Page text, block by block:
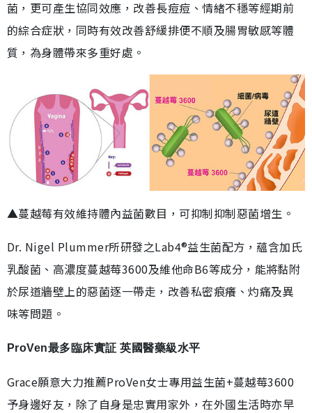
菌，更可產生協同效應，改善長痘痘、情緒不穩等經期前
的綜合症狀，同時有效改善舒緩排便不順及腸胃敏感等體
質，為身體帶來多重好處。
▲蔓越莓有效維持體內益菌數目，可抑制抑制惡菌增生。
Dr. Nigel Plummer所研發之Lab4®益生菌配方，蘊含加氏
乳酸菌、高濃度蔓越莓3600及維他命B6等成分，能將黏附
於尿道牆壁上的惡菌逐一帶走，改善私密痕癢、灼痛及異
味等問題。
ProVen最多臨床實証 英國醫藥級水平
Grace願意大力推薦ProVen女士專用益生菌+蔓越莓3600
予身邊好友，除了自身是忠實用家外，在外國生活時亦早